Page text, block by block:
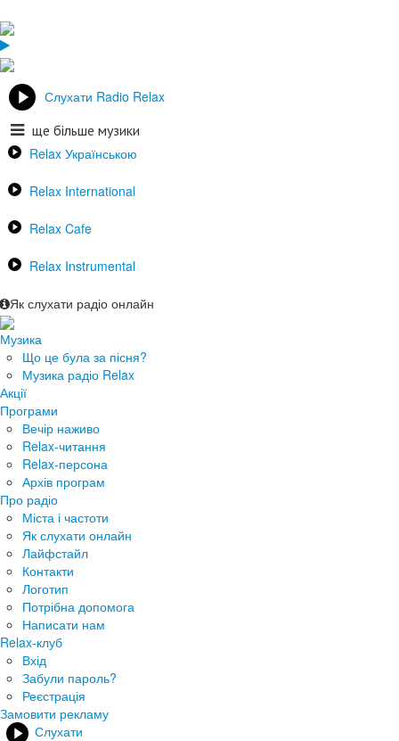
Слухати Radio Relax
ще більше музики
Relax Українською
Relax International
Relax Cafe
Relax Instrumental
Як слухати радіо онлайн
Музика
Що це була за пісня?
Музика радіо Relax
Акції
Програми
Вечір наживо
Relax-читання
Relax-персона
Архів програм
Про радіо
Міста і частоти
Як слухати онлайн
Лайфстайл
Контакти
Логотип
Потрібна допомога
Написати нам
Relax-клуб
Вхід
Забули пароль?
Реєстрація
Замовити рекламу
Слухати